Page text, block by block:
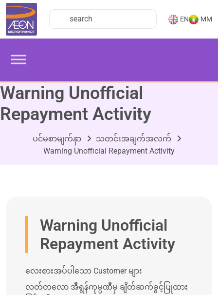
EN MM
Warning Unofficial
Repayment Activity
ပင်မစာမျက်နှာ
သတင်းအချက်အလက်
Warning Unofficial Repayment Activity
Warning Unofficial
Repayment Activity
လေးစားအပ်ပါသော Customer များ
လတ်တလော အီရွန်ကုမ္ပဏီမှ ချိတ်ဆက်ခွင့်ပြုထား